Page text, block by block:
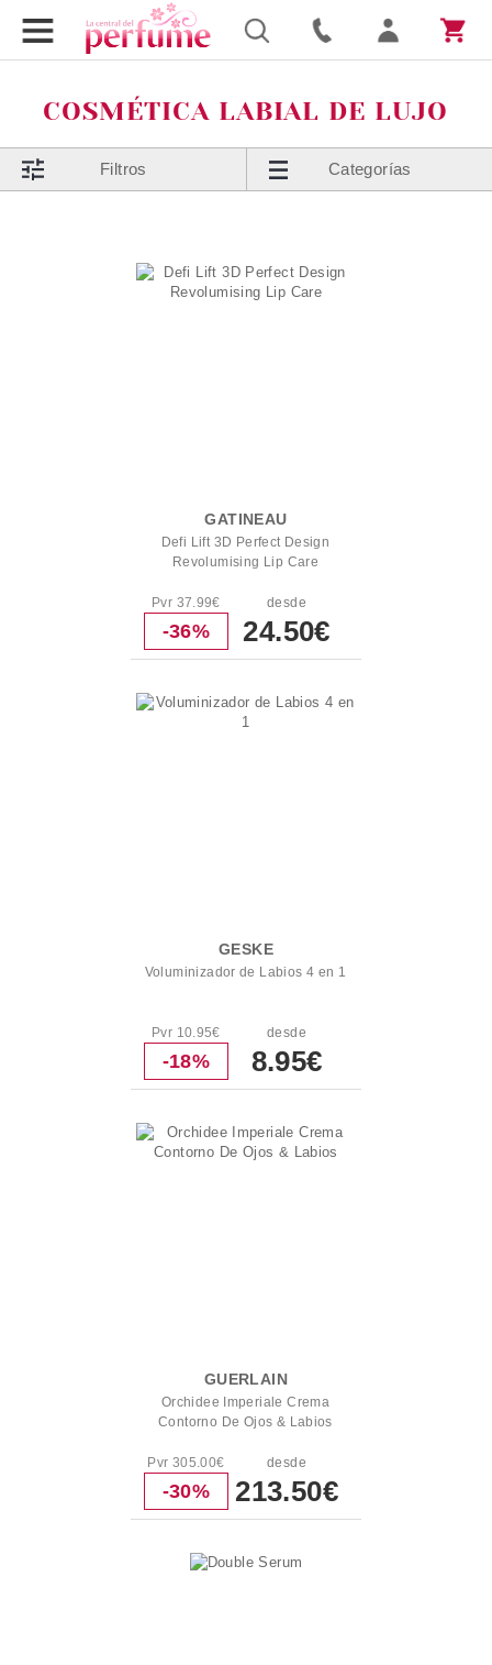
COSMÉTICA LABIAL DE LUJO
Filtros Categorías
GATINEAU
Defi Lift 3D Perfect Design
Revolumising Lip Care
Pvr 37.99€
-36%
desde
24.50€
GESKE
Voluminizador de Labios 4 en 1
Pvr 10.95€
-18%
desde
8.95€
GUERLAIN
Orchidee Imperiale Crema
Contorno De Ojos & Labios
Pvr 305.00€
-30%
desde
213.50€